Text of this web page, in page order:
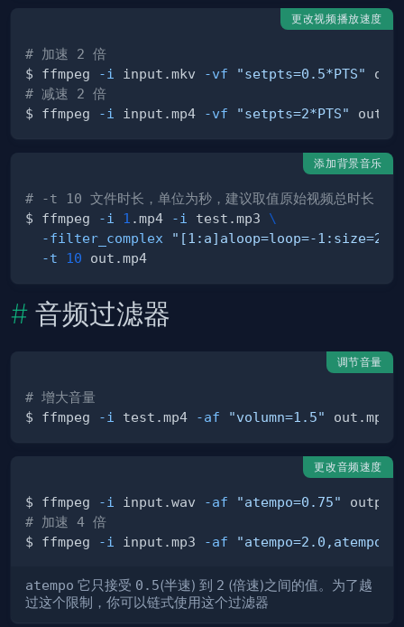
更改视频播放速度
# 加速 2 倍
$ ffmpeg
-i input.mkv -vf
"setpts=0.5*PTS"
# 减速 2 倍
$ ffmpeg
-i input.mp4 -vf "setpts=2*PTS"
添加背景音乐
# -t 10 文件时长，单位为秒，建议取值原始视频总时长
$ ffmpeg
-i 1 .mp4 -i test.mp3 \
-filter_complex
"[1:a]aloop=loop=-
-t
10
音频过滤器
调节音量
# 增大音量
$ ffmpeg
-i test.mp4 -af "volumn=1.5"
更改音频速度
$ ffmpeg -i input.wav -af
"atempo=0.75"
# 加速 4 倍
$ ffmpeg
-i input.mp3 -af
atempo 它只接受 0.5(半速) 到 2 (倍速)之间的值。为了越
过这个限制，你可以链式使用这个过滤器